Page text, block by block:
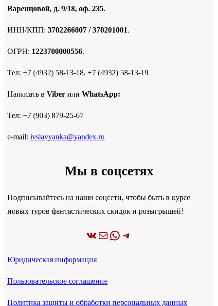
Варенцовой, д. 9/18, оф. 235.
ИНН/КПП:3702266007 / 370201001.
ОГРН: 1223700000556.
Тел: +7 (4932) 58-13-18, +7 (4932) 58-13-19
Написать вViber илиWhatsApp:
Тел: +7 (903) 879-25-67
e-mail:ivslavyanka@yandex.ru
Мы в соцсетях
Подписывайтесь на наши соцсети, чтобы быть в курсе
новых туров фантастических скидок и розыгрышей!
ВКонтакте Почта WhatsApp Telegram
Юридическая информация
Пользовательское соглашение
Политика защиты и обработки персональных данных